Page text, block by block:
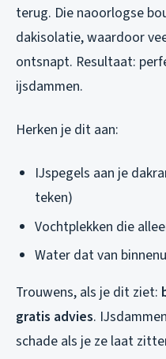
terug. Die naoorlogse
dakisolatie, waardoor
ontsnapt. Resultaat:
ijsdammen.
Herken je dit aan:
IJspegels aan je
teken)
Vochtplekken die
Water dat van
Trouwens, als je dit ziet:
gratis advies.
schade als je ze laat